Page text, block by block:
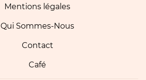
Mentions légales
Qui Sommes-Nous
Contact
Café